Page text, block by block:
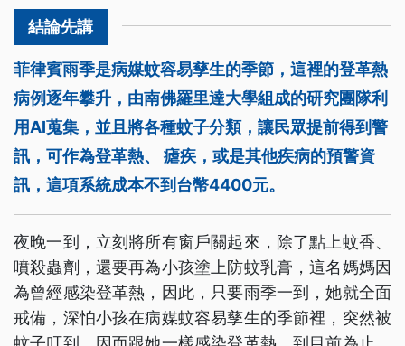
菲律賓雨季是病媒蚊容易孳生的季節，這裡的登革熱
病例逐年攀升，由南佛羅里達大學組成的研究團隊利
用AI蒐集，並且將各種蚊子分類，讓民眾提前得到警
訊，可作為登革熱、 瘧疾，或是其他疾病的預警資
訊，這項系統成本不到台幣4400元。
夜晚一到，立刻將所有窗戶關起來，除了點上蚊香、
噴殺蟲劑，還要再為小孩塗上防蚊乳膏，這名媽媽因
為曾經感染登革熱，因此，只要雨季一到，她就全面
戒備，深怕小孩在病媒蚊容易孳生的季節裡，突然被